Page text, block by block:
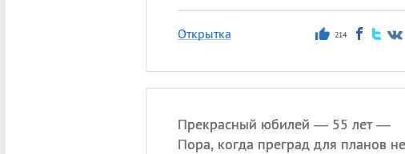
Открытка 214
Прекрасный юбилей — 55 лет —
Пора, когда преград для планов